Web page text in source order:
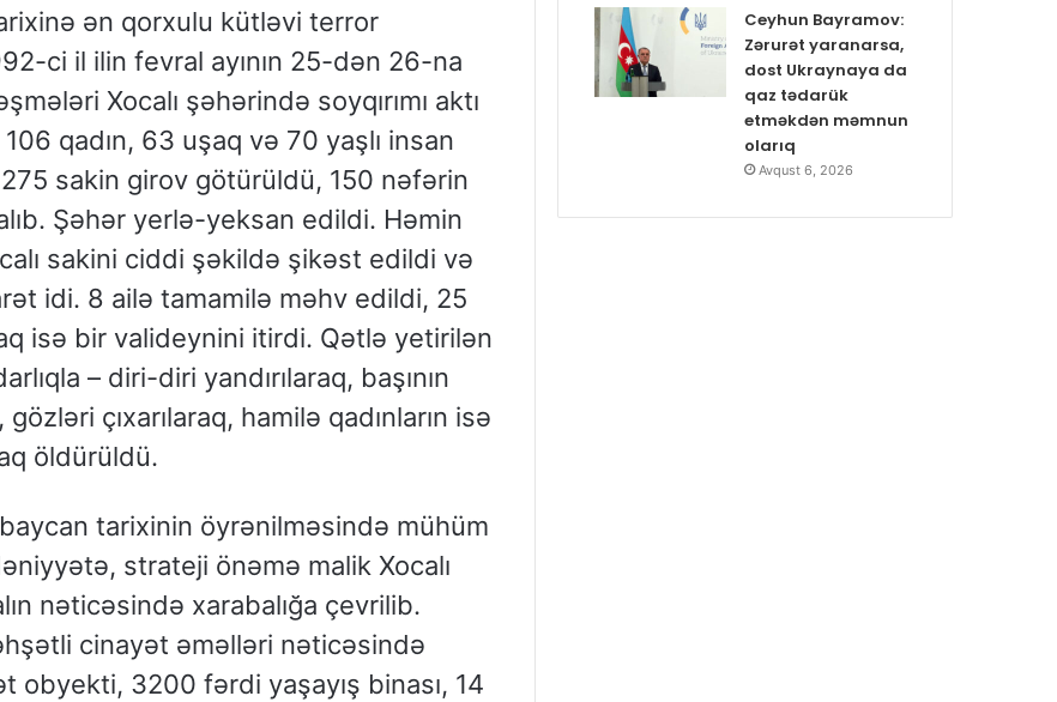
ən qorxulu kütləvi terror
ci il ilin fevral ayının 25-dən 26-na
Xocalı şəhərində soyqırımı aktı
106 qadın, 63 uşaq və 70 yaşlı insan
sakin girov götürüldü, 150 nəfərin
Şəhər yerlə-yeksan edildi. Həmin
sakini ciddi şəkildə şikəst edildi və
idi. 8 ailə tamamilə məhv edildi, 25
isə bir valideynini itirdi. Qətlə yetirilən
– diri-diri yandırılaraq, başının
çıxarılaraq, hamilə qadınların isə
öldürüldü.
tarixinin öyrənilməsində mühüm
strateji önəmə malik Xocalı
nəticəsində xarabalığa çevrilib.
cinayət əməlləri nəticəsində
obyekti, 3200 fərdi yaşayış binası, 14
Ceyhun Bayramov:
Zərurət yaranarsa,
dost Ukraynaya da
qaz tədarük
etməkdən məmnun
olarıq
Avqust 6, 2026